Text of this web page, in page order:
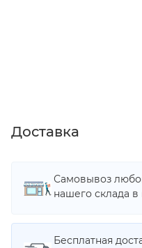
Доставка
Самовывоз
нашего склада в
Бесплатная